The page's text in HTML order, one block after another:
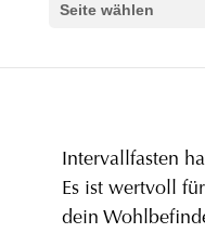
Seite wählen
Intervallfasten
Es ist wertvoll
dein